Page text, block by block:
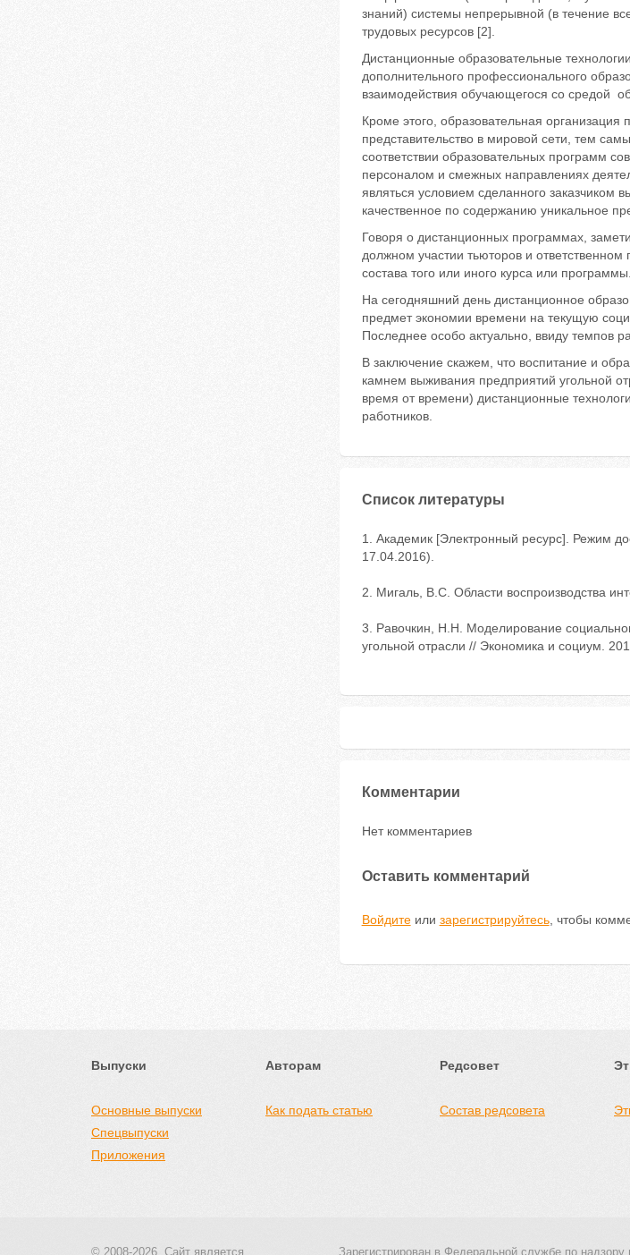
знаний) системы непрерывной (в течение
трудовых ресурсов [2].
Дистанционные образовательные
дополнительного профессионального
взаимодействия обучающегося со средой
Кроме этого, образовательная
представительство в мировой сети, тем
соответствии образовательных программ
персоналом и смежных направлениях
являться условием сделанного
качественное по содержанию уникальное
Говоря о дистанционных программах,
должном участии тьюторов и ответственном
состава того или иного курса или программы.
На сегодняшний день дистанционное
предмет экономии времени на текущую
Последнее особо актуально, ввиду темпов
В заключение скажем, что воспитание и
камнем выживания предприятий угольной
время от времени) дистанционные
работников.
Список литературы
1. Академик [Электронный ресурс]. Режим
17.04.2016).
2. Мигаль, В.С. Области воспроизводства
3. Равочкин, Н.Н. Моделирование
угольной отрасли // Экономика и социум.
Комментарии
Нет комментариев
Оставить комментарий
Войдитеили зарегистрируйтесь, чтобы
Выпуски
Основные выпуски
Спецвыпуски
Приложения
Авторам
Как подать статью
Редсовет
Состав редсовета
© 2008-2026, Сайт является Зарегистрирован в Федеральной службе по надзору